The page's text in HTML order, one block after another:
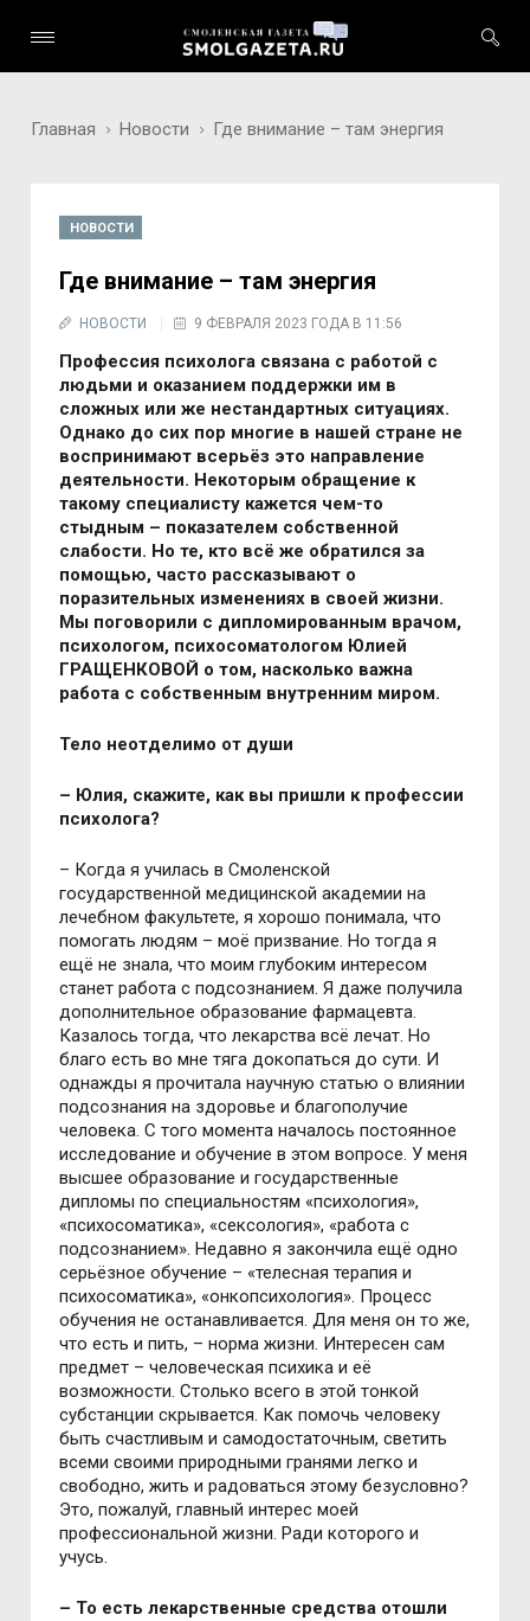
Главная Новости Где внимание – там энергия
НОВОСТИ
Где внимание – там энергия
НОВОСТИ 9 ФЕВРАЛЯ 2023 ГОДА В 11:56
Профессия психолога связана с работой с
людьми и оказанием поддержки им в
сложных или же нестандартных ситуациях.
Однако до сих пор многие в нашей стране не
воспринимают всерьёз это направление
деятельности. Некоторым обращение к
такому специалисту кажется чем-то
стыдным – показателем собственной
слабости. Но те, кто всё же обратился за
помощью, часто рассказывают о
поразительных изменениях в своей жизни.
Мы поговорили с дипломированным врачом,
психологом, психосоматологом Юлией
ГРАЩЕНКОВОЙ о том, насколько важна
работа с собственным внутренним миром.
Тело неотделимо от души
– Юлия, скажите, как вы пришли к профессии
психолога?
– Когда я училась в Смоленской
государственной медицинской академии на
лечебном факультете, я хорошо понимала, что
помогать людям – моё призвание. Но тогда я
ещё не знала, что моим глубоким интересом
станет работа с подсознанием. Я даже получила
дополнительное образование фармацевта.
Казалось тогда, что лекарства всё лечат. Но
благо есть во мне тяга докопаться до сути. И
однажды я прочитала научную статью о влиянии
подсознания на здоровье и благополучие
человека. С того момента началось постоянное
исследование и обучение в этом вопросе. У меня
высшее образование и государственные
дипломы по специальностям «психология»,
«психосоматика», «сексология», «работа с
подсознанием». Недавно я закончила ещё одно
серьёзное обучение – «телесная терапия и
психосоматика», «онкопсихология». Процесс
обучения не останавливается. Для меня он то же,
что есть и пить, – норма жизни. Интересен сам
предмет – человеческая психика и её
возможности. Столько всего в этой тонкой
субстанции скрывается. Как помочь человеку
быть счастливым и самодостаточным, светить
всеми своими природными гранями легко и
свободно, жить и радоваться этому безусловно?
Это, пожалуй, главный интерес моей
профессиональной жизни. Ради которого и
учусь.
– То есть лекарственные средства отошли